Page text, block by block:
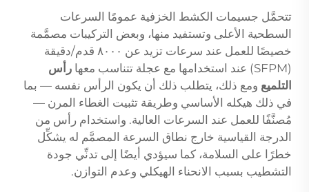
تتحمَّل جسيمات الكشط الخزفية عمومًا السرعات
السطحية الأعلى وتستفيد منها، وبعض التركيبات مصمَّمة
خصيصًا للعمل عند سرعات تزيد عن ٨٠٠٠ قدم/دقيقة
(SFPM) عند استخدامها مع عجلة تتناسب معها
رأس
التلميع ومع ذلك، يتطلب ذلك أن يكون الرأس نفسه — بما
في ذلك هيكله الأساسي وطريقة تثبيت الغطاء المرن —
مُصنَّفًا للعمل عند السرعات العالية. واستخدام رأس من
الدرجة القياسية خارج نطاق السرعة المصمَّم له يشكِّل
خطرًا على السلامة، كما سيؤدي أيضًا إلى تدنِّي جودة
التشطيب بسبب الانحناء الهيكلي وعدم التوازن.